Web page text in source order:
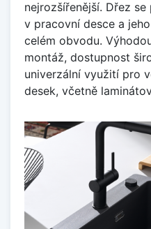
nejrozšířenější. Dřez
v pracovní desce a
celém obvodu.
montáž, dostupnost
univerzální využití pro
desek, včetně